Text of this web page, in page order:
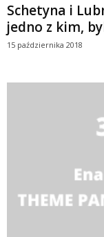
Schetyna i
jedno z kim,
15 października 2018